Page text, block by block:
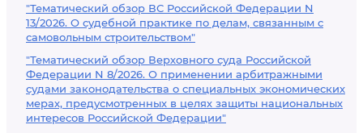
"Тематический обзор ВС Российской Федерации N
13/2026. О судебной практике по делам, связанным с
самовольным строительством"
"Тематический обзор Верховного суда Российской
Федерации N 8/2026. О применении арбитражными
судами законодательства о специальных экономических
мерах, предусмотренных в целях защиты национальных
интересов Российской Федерации"